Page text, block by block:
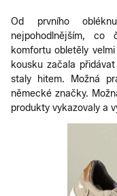
Od prvního
nejpohodlnějším,
komfortu obletěly
kousku začala
staly hitem. Možná
německé značky.
produkty vykazovaly a